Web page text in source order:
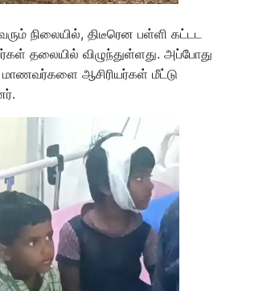
நிலையில், திடீரென பள்ளி கட்டட
தலையில் விழுந்துள்ளது. அப்போது
ஆசிரியர்கள் மீட்டு